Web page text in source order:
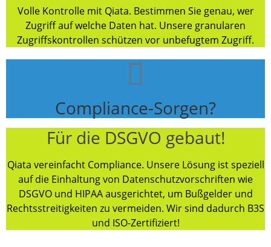
Volle Kontrolle mit Qiata. Bestimmen Sie genau, wer
Zugriff auf welche Daten hat. Unsere granularen
Zugriffskontrollen schützen vor unbefugtem Zugriff.
Compliance-Sorgen?
Für die DSGVO gebaut!
Qiata vereinfacht Compliance. Unsere Lösung ist speziell
auf die Einhaltung von Datenschutzvorschriften wie
DSGVO und HIPAA ausgerichtet, um Bußgelder und
Rechtsstreitigkeiten zu vermeiden. Wir sind dadurch B3S
und ISO-Zertifiziert!